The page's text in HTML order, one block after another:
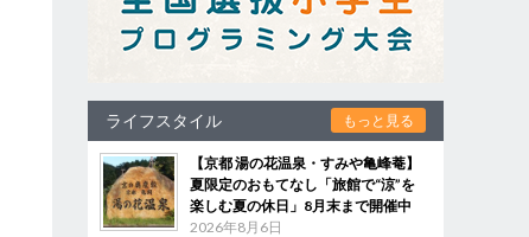
ライフスタイル もっと見る
【京都 湯の花温泉・すみや亀峰菴】
夏限定のおもてなし「旅館で“涼”を
楽しむ夏の休日」8月末まで開催中
2026年8月6日